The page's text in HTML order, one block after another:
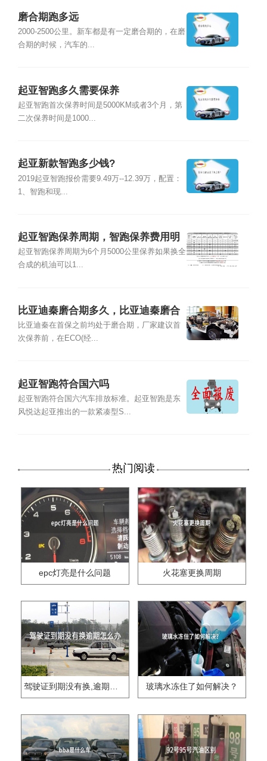
磨合期跑多远
2000-2500公里。新车都是有一定磨合期的，在磨
合期的时候，汽车的...
起亚智跑多久需要保养
起亚智跑首次保养时间是5000KM或者3个月，第
二次保养时间是1000...
起亚新款智跑多少钱?
2019起亚智跑报价需要9.49万--12.39万，配置：
1、智跑和现...
起亚智跑保养周期，智跑保养费用明
细表
起亚智跑保养周期为6个月5000公里保养如果换全
合成的机油可以1...
比亚迪秦磨合期多久，比亚迪秦磨合
期注意事项
比亚迪秦在首保之前均处于磨合期，厂家建议首
次保养前，在ECO(经...
起亚智跑符合国六吗
起亚智跑符合国六汽车排放标准。起亚智跑是东
风悦达起亚推出的一款紧凑型S...
热门阅读
epc灯亮是什么问题 火花塞更换周期
驾驶证到期没有换,逾期怎么办?? 玻璃水冻住了如何解决？